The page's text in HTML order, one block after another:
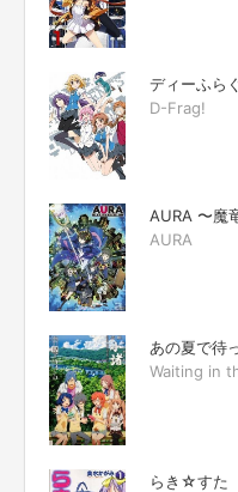
ディーふら
D-Frag!
AURA 〜魔
AURA
あの夏で待
Waiting in
らき☆すた